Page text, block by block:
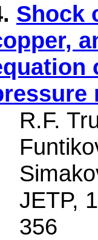
Shock
R.F.
JETP,
356